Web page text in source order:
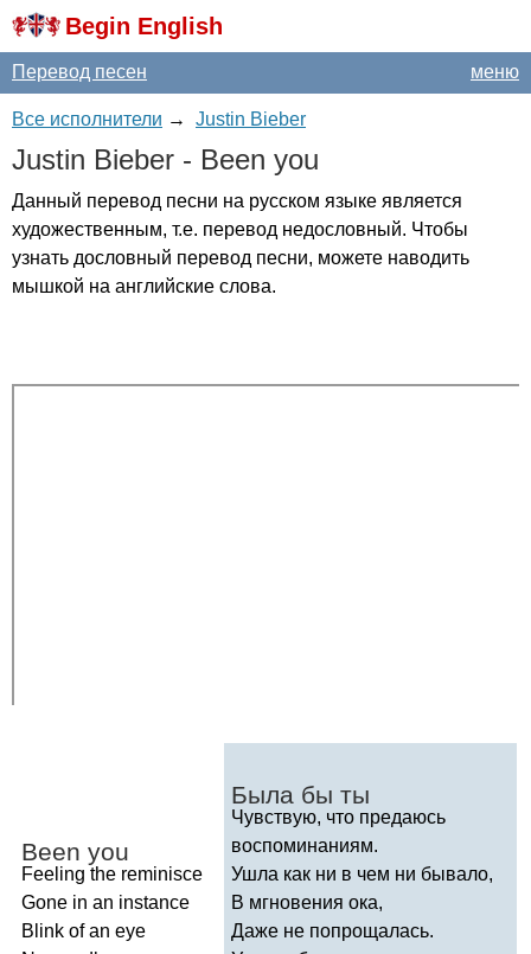
Begin English
меню
Перевод песен
Все исполнители → Justin Bieber
Justin Bieber - Been you
Данный перевод песни на русском языке является
художественным, т.е. перевод недословный. Чтобы
узнать дословный перевод песни, можете наводить
мышкой на английские слова.
Been you
Feeling the reminisce
Gone in an instance
Blink of an eye
Была бы ты
Чувствую, что предаюсь
воспоминаниям.
Ушла как ни в чем ни бывало,
В мгновения ока,
Даже не попрощалась.